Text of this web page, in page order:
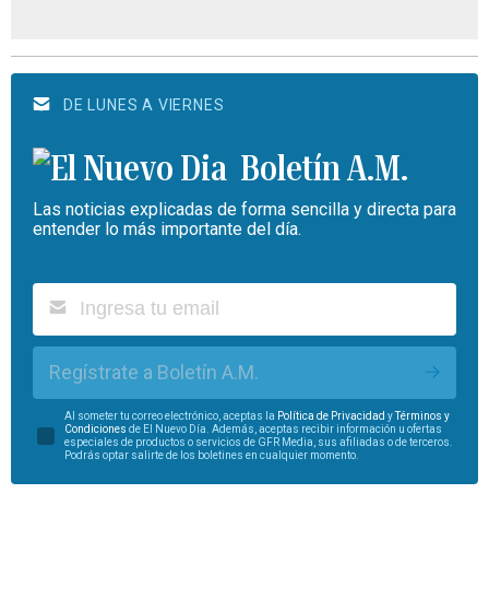
DE LUNES A VIERNES
Boletín A.M.
Las noticias explicadas de forma sencilla y directa para
entender lo más importante del día.
Regístrate a Boletín A.M.
Al someter tu correo electrónico, aceptas la Política de Privacidad yTérminos y
Condiciones de El Nuevo Día. Además, aceptas recibir información u ofertas
especiales de productos o servicios de GFR Media, sus afiliadas o de terceros.
Podrás optar salirte de los boletines en cualquier momento.